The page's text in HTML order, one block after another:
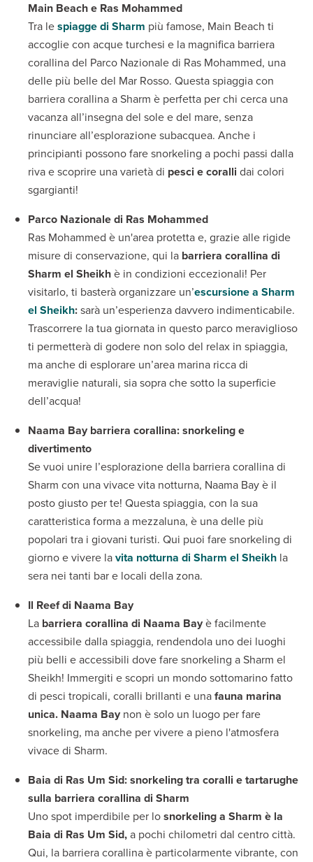
Main Beach e Ras Mohammed
Tra lespiagge di Sharm più famose, Main Beach ti
accoglie con acque turchesi e la magnifica barriera
corallina del Parco Nazionale di Ras Mohammed, una
delle più belle del Mar Rosso. Questa spiaggia con
barriera corallina a Sharm è perfetta per chi cerca una
vacanza all’insegna del sole e del mare, senza
rinunciare all’esplorazione subacquea. Anche i
principianti possono fare snorkeling a pochi passi dalla
riva e scoprire una varietà di pesci e coralli dai colori
sgargianti!
Parco Nazionale di Ras Mohammed
Ras Mohammed è un'area protetta e, grazie alle rigide
misure di conservazione, qui la barriera corallina di
Sharm el Sheikhè in condizioni eccezionali! Per
visitarlo, ti basterà organizzare un’escursione a Sharm
el Sheikh:sarà un’esperienza davvero indimenticabile.
Trascorrere la tua giornata in questo parco meraviglioso
ti permetterà di godere non solo del relax in spiaggia,
ma anche di esplorare un’area marina ricca di
meraviglie naturali, sia sopra che sotto la superficie
dell’acqua!
Naama Bay barriera corallina: snorkeling e
divertimento
Se vuoi unire l’esplorazione della barriera corallina di
Sharm con una vivace vita notturna, Naama Bay è il
posto giusto per te! Questa spiaggia, con la sua
caratteristica forma a mezzaluna, è una delle più
popolari tra i giovani turisti. Qui puoi fare snorkeling di
giorno e vivere lavita notturna di Sharm el Sheikh la
sera nei tanti bar e locali della zona.
Il Reef di Naama Bay
La barriera corallina di Naama Bayè facilmente
accessibile dalla spiaggia, rendendola uno dei luoghi
più belli e accessibili dove fare snorkeling a Sharm el
Sheikh! Immergiti e scopri un mondo sottomarino fatto
di pesci tropicali, coralli brillanti e unafauna marina
unica. Naama Bay non è solo un luogo per fare
snorkeling, ma anche per vivere a pieno l'atmosfera
vivace di Sharm.
Baia di Ras Um Sid: snorkeling tra coralli e tartarughe
sulla barriera corallina di Sharm
Uno spot imperdibile per losnorkeling a Sharm è la
Baia di Ras Um Sid,a pochi chilometri dal centro città.
Qui, la barriera corallina è particolarmente vibrante, con